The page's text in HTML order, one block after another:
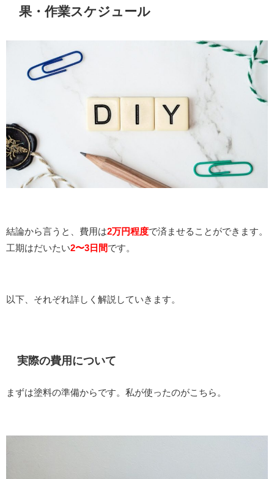
果・作業スケジュール
結論から言うと、費用は2万円程度で済ませることができます。
工期はだいたい2〜3日間 です。
以下、それぞれ詳しく解説していきます。
実際の費用について
まずは塗料の準備からです。私が使ったのがこちら。